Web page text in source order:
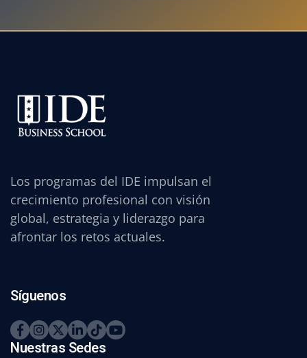
Los programas del IDE impulsan el
crecimiento profesional con visión
global, estrategia y liderazgo para
afrontar los retos actuales.
Síguenos
Nuestras Sedes